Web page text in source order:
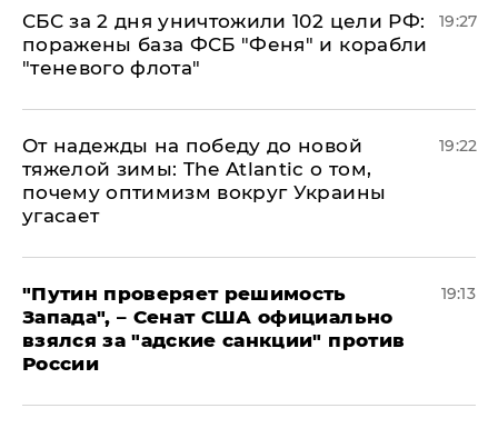
СБС за 2 дня уничтожили 102 цели РФ:
поражены база ФСБ "Феня" и корабли
"теневого флота"
19:27
От надежды на победу до новой
тяжелой зимы: The Atlantic о том,
почему оптимизм вокруг Украины
угасает
19:22
"Путин проверяет решимость
Запада", – Сенат США официально
взялся за "адские санкции" против
России
19:13